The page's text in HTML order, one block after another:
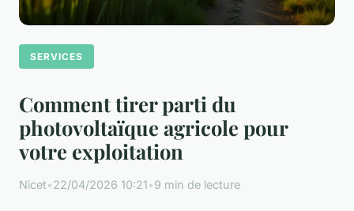
SERVICES
Comment tirer parti du
photovoltaïque agricole pour
votre exploitation
Nicet•22/04/2026 10:21•9 min de lecture